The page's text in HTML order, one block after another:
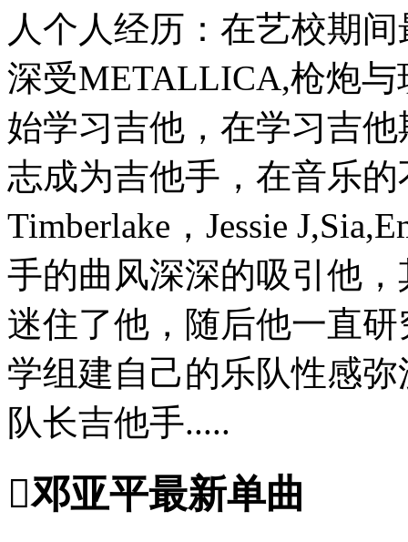
人个人经历：在艺校期
深受METALLICA,枪炮
始学习吉他，在学习吉
志成为吉他手，在音乐的
Timberlake，Jessie
手的曲风深深的吸引他，
迷住了他，随后他一直
学组建自己的乐队性感
队长吉他手.....
邓亚平最新单曲